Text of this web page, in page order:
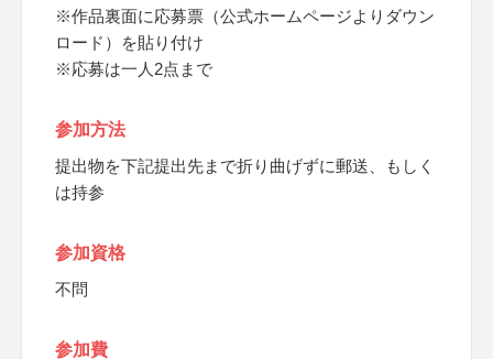
※作品裏面に応募票（公式ホームページよりダウン
ロード）を貼り付け
※応募は一人2点まで
参加方法
提出物を下記提出先まで折り曲げずに郵送、もしく
は持参
参加資格
不問
参加費